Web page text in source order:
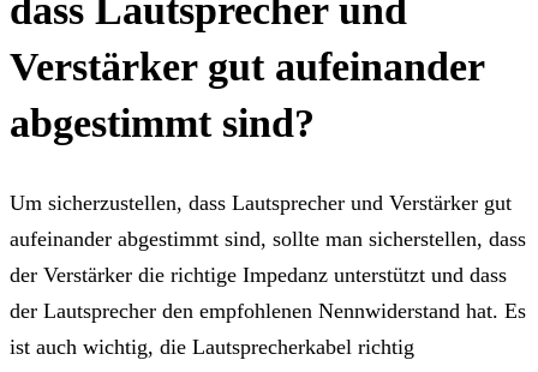
dass Lautsprecher und
Verstärker gut aufeinander
abgestimmt sind?
Um sicherzustellen, dass Lautsprecher und Verstärker gut
aufeinander abgestimmt sind, sollte man sicherstellen, dass
der Verstärker die richtige Impedanz unterstützt und dass
der Lautsprecher den empfohlenen Nennwiderstand hat. Es
ist auch wichtig, die Lautsprecherkabel richtig